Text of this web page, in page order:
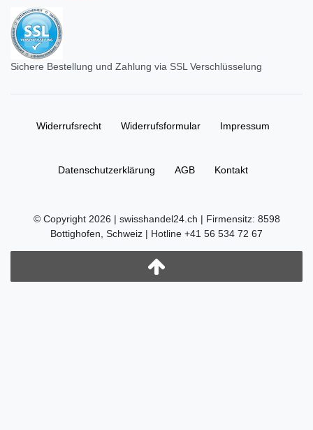
Sichere Bestellung und Zahlung via SSL Verschlüsselung
Widerrufs­recht Widerrufs­formular Impressum
Daten­schutz­erklärung AGB Kontakt
© Copyright 2026 | swisshandel24.ch | Firmensitz: 8598
Bottighofen, Schweiz | Hotline +41 56 534 72 67